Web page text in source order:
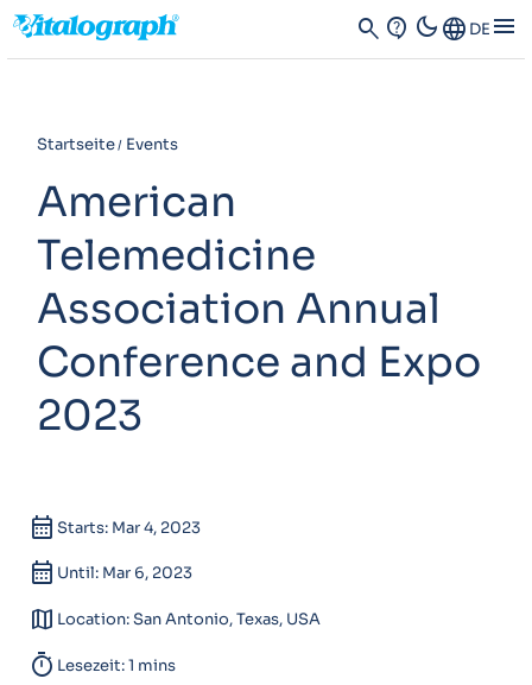
search contact_support dark_modeLanguage DE menu
Startseite Events
American
Telemedicine
Association Annual
Conference and Expo
2023
calendar_month Starts: Mar 4, 2023
calendar_month Until: Mar 6, 2023
map Location: San Antonio, Texas, USA
timer Lesezeit: 1 mins